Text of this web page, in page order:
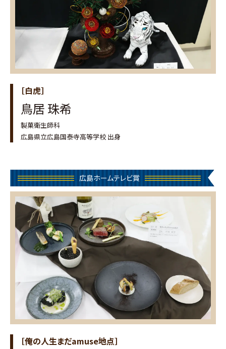
［白虎］
鳥居 珠希
製菓衛生師科
広島県立広島国泰寺高等学校 出身
広島ホームテレビ賞
［俺の人生まだamuse地点］